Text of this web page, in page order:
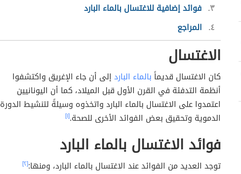
٣ فوائد إضافية للاغتسال بالماء البارد
٤ المراجع
الاغتسال
كان الاغتسال قديماًبالماء الباردإلى أن جاء الإغريق واكتشفوا
أنظمة التدفئة في القرن الأول قبل الميلاد، كما أن اليونانيين
اعتمدوا على الاغتسال بالماء البارد واتخذوه وسيلةً لتنشيط الدورة
الدموية وتحقيق بعض الفوائد الأخرى للصحة.[١]
فوائد الاغتسال بالماء البارد
توجد العديد من الفوائد عند الاغتسال بالماء البارد، ومنها:[٢]